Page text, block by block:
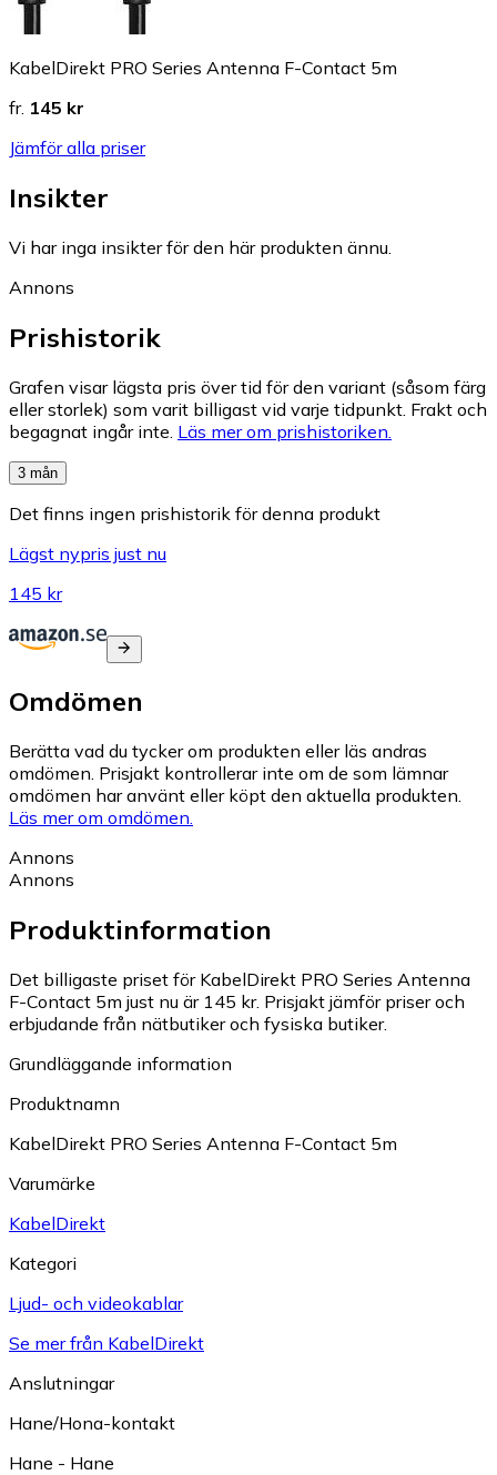
KabelDirekt PRO Series Antenna F-Contact 5m
fr. 145 kr
Jämför alla priser
Insikter
Vi har inga insikter för den här produkten ännu.
Annons
Prishistorik
Grafen visar lägsta pris över tid för den variant (såsom färg
eller storlek) som varit billigast vid varje tidpunkt. Frakt och
begagnat ingår inte. Läs mer om prishistoriken.
3 mån
Det finns ingen prishistorik för denna produkt
Lägst nypris just nu
145 kr
Omdömen
Berätta vad du tycker om produkten eller läs andras
omdömen. Prisjakt kontrollerar inte om de som lämnar
omdömen har använt eller köpt den aktuella produkten.
Läs mer om omdömen.
Annons
Annons
Produktinformation
Det billigaste priset för KabelDirekt PRO Series Antenna
F-Contact 5m just nu är 145 kr. Prisjakt jämför priser och
erbjudande från nätbutiker och fysiska butiker.
Grundläggande information
Produktnamn
KabelDirekt PRO Series Antenna F-Contact 5m
Varumärke
KabelDirekt
Kategori
Ljud- och videokablar
Se mer från KabelDirekt
Anslutningar
Hane/Hona-kontakt
Hane - Hane